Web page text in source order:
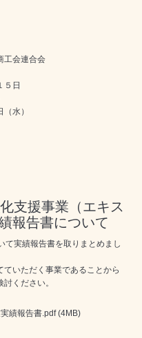
工会連合会
５日
水）
支援事業（エキス
報告書について
て実績報告書を取りまとめまし
いただく事業であることから
ください。
績報告書.pdf(4MB)